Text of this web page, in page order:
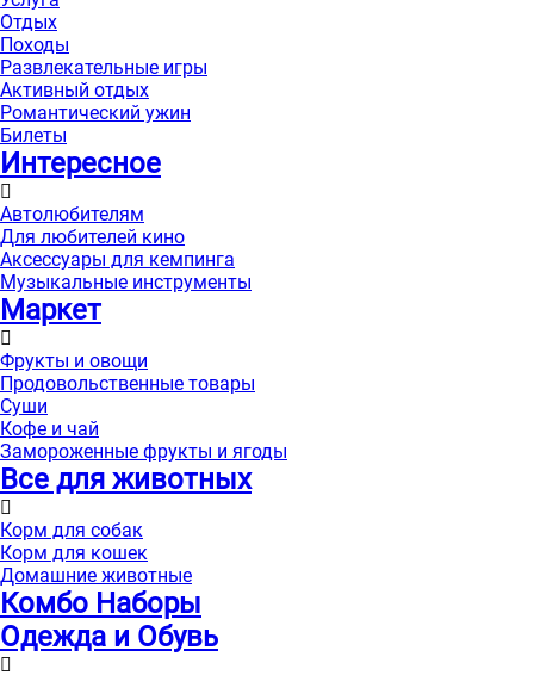
Отдых
Походы
Развлекательные игры
Активный отдых
Романтический ужин
Билеты
Интересноe
Автолюбителям
Для любителей кино
Аксессуары для кемпинга
Музыкальные инструменты
Маркет
Фрукты и овощи
Продовольственные товары
Суши
Кофе и чай
Замороженные фрукты и ягоды
Все для животных
Корм для собак
Корм для кошек
Домашние животные
Комбо Наборы
Одежда и Обувь